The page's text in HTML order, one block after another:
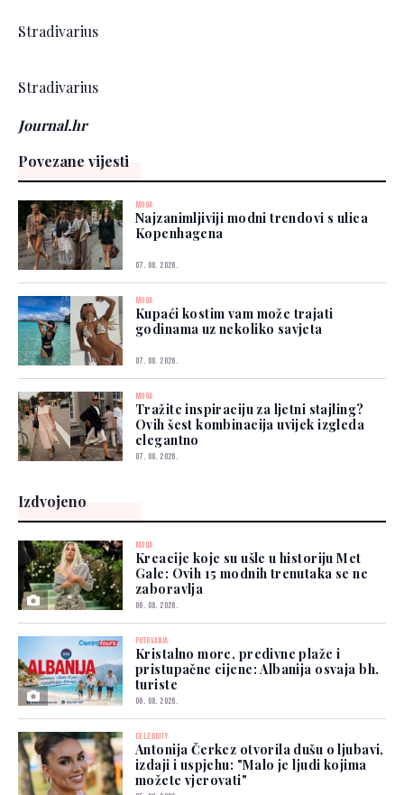
Stradivarius
Stradivarius
Journal.hr
Povezane vijesti
MODA
Najzanimljiviji modni trendovi s ulica
Kopenhagena
07. 08. 2026.
MODA
Kupaći kostim vam može trajati
godinama uz nekoliko savjeta
07. 08. 2026.
MODA
Tražite inspiraciju za ljetni stajling?
Ovih šest kombinacija uvijek izgleda
elegantno
07. 08. 2026.
Izdvojeno
MODA
Kreacije koje su ušle u historiju Met
Gale: Ovih 15 modnih trenutaka se ne
zaboravlja
06. 08. 2026.
PUTOVANJA
Kristalno more, predivne plaže i
pristupačne cijene: Albanija osvaja bh.
turiste
06. 08. 2026.
CELEBRITY
Antonija Čerkez otvorila dušu o ljubavi,
izdaji i uspjehu: "Malo je ljudi kojima
možete vjerovati"